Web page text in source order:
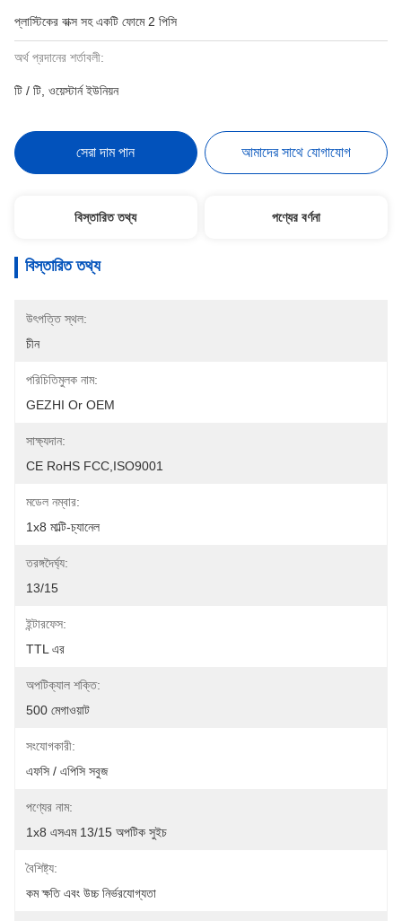
প্লাস্টিকের বাক্স সহ একটি ফোমে 2 পিসি
অর্থ প্রদানের শর্তাবলী:
টি / টি, ওয়েস্টার্ন ইউনিয়ন
সেরা দাম পান আমাদের সাথে যোগাযোগ
বিস্তারিত তথ্য পণ্যের বর্ণনা
বিস্তারিত তথ্য
উৎপত্তি স্থল:
চীন
পরিচিতিমুলক নাম:
GEZHI Or OEM
সাক্ষ্যদান:
CE RoHS FCC,ISO9001
মডেল নম্বার:
1x8 মাল্টি-চ্যানেল
তরঙ্গদৈর্ঘ্য:
13/15
ইন্টারফেস:
TTL এর
অপটিক্যাল শক্তি:
500 মেগাওয়াট
সংযোগকারী:
এফসি / এপিসি সবুজ
পণ্যের নাম:
1x8 এসএম 13/15 অপটিক সুইচ
বৈশিষ্ট্য:
কম ক্ষতি এবং উচ্চ নির্ভরযোগ্যতা